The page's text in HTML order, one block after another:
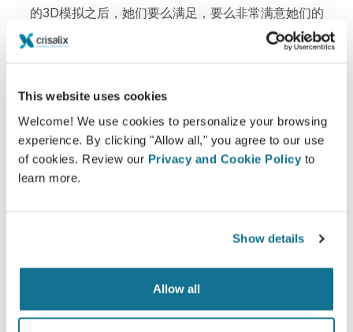
This website uses cookies
Welcome! We use cookies to personalize your browsing
experience. By clicking "Allow all," you agree to our use
of cookies. Review our Privacy and Cookie Policy to
learn more.
Show details
Allow all
的3D模拟之后，她们要么满足，要么非常满意她们的
*在线调查显示：在瑞士，2010年5月-2011年9月经历过隆胸手术的